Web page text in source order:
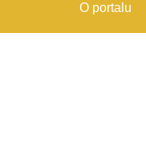
O portalu